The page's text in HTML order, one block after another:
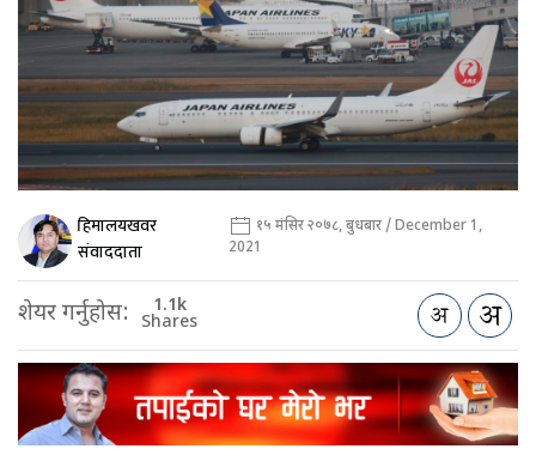
हिमालयखवर
संवाददाता
१५ मंसिर २०७८, बुधबार / December 1,
2021
शेयर गर्नुहोस: 1.1k
Shares